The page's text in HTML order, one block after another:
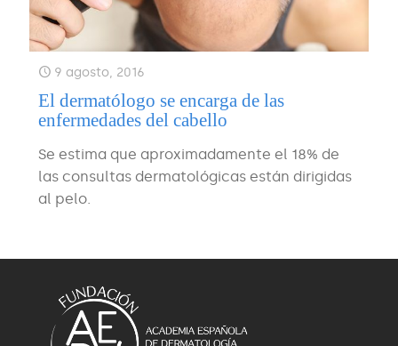
9 agosto, 2016
El dermatólogo se encarga de las
enfermedades del cabello
Se estima que aproximadamente el 18% de
las consultas dermatológicas están dirigidas
al pelo.